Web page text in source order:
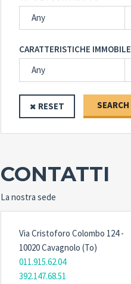
Any
CARATTERISTICHE IMMOBILE
Any
RESET SEARCH
CONTATTI
La nostra sede
Via Cristoforo Colombo 124 -
10020 Cavagnolo (To)
011.915.62.04
392.147.68.51